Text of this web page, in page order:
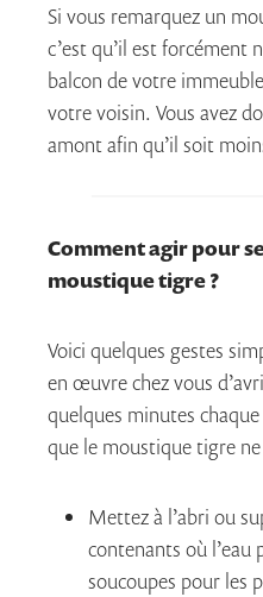
Si vous remarquez un
c’est qu’il est forcément
balcon de votre
votre voisin. Vous avez
amont afin qu’il soit
Comment agir pour
moustique tigre ?
Voici quelques gestes
en œuvre chez vous
quelques minutes
que le moustique tigre
Mettez à l’abri ou
contenants où l’eau
soucoupes pour les